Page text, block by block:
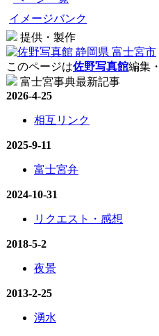
イメージバンク
提供・製作
このページは佐野写真館編集
富士宮事典最新記事
2026-4-25
相互リンク
2025-9-11
富士宮弁
2024-10-31
リクエスト・感想
2018-5-2
夜景
2013-2-25
湧水